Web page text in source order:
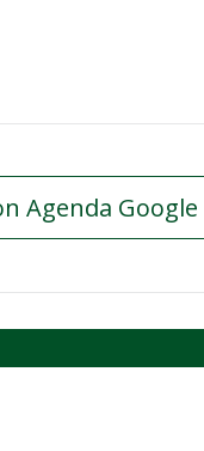
Agenda Google